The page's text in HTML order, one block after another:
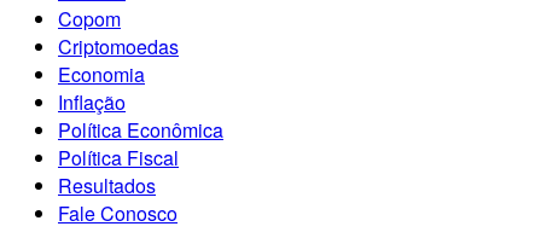
Copom
Criptomoedas
Economia
Inflação
Política Econômica
Política Fiscal
Resultados
Fale Conosco